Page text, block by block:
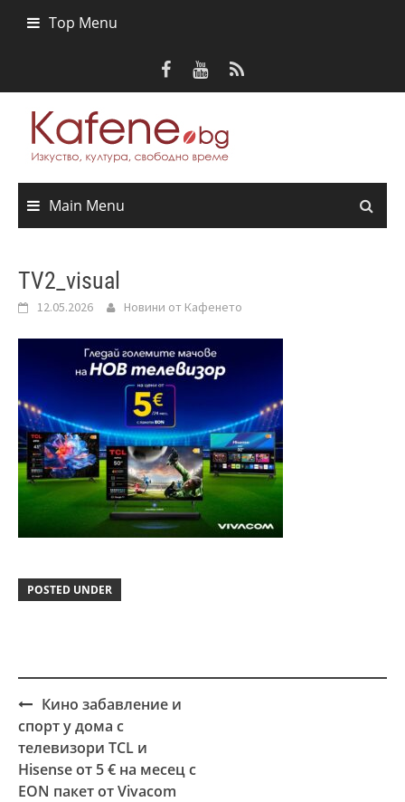
Top Menu
Main Menu
TV2_visual
12.05.2026 Новини от Кафенето
POSTED UNDER
Post
navigation
Кино забавление и
спорт у дома с
телевизори TCL и
Hisense от 5 € на месец с
EON пакет от Vivacom